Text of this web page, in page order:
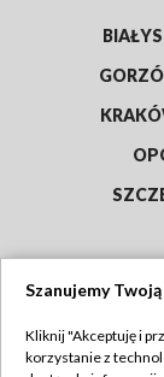
Szanujemy
Kliknij "Akceptuję i
korzystanie z